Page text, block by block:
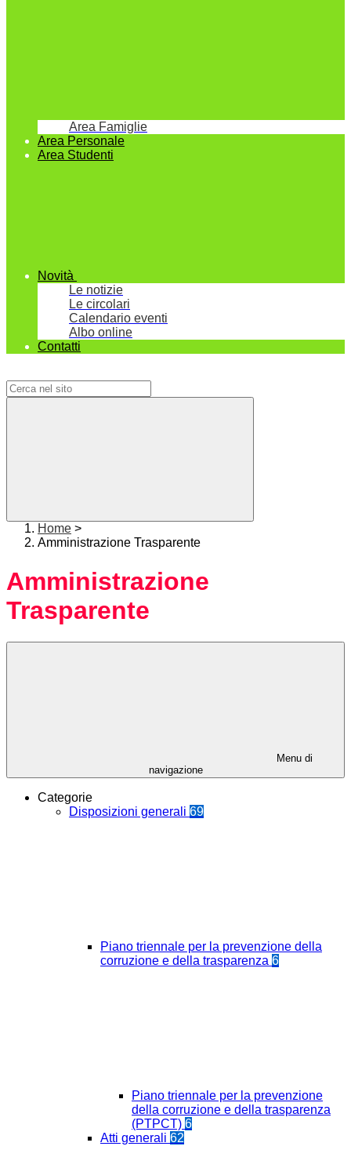
Area Famiglie
Area Personale
Area Studenti
Novità
Le notizie
Le circolari
Calendario eventi
Albo online
Contatti
Home >
Amministrazione Trasparente
Amministrazione
Trasparente
Menu di
navigazione
Categorie
Disposizioni generali 69
Piano triennale per la prevenzione della
corruzione e della trasparenza 6
Piano triennale per la prevenzione
della corruzione e della trasparenza
(PTPCT) 6
Atti generali 62